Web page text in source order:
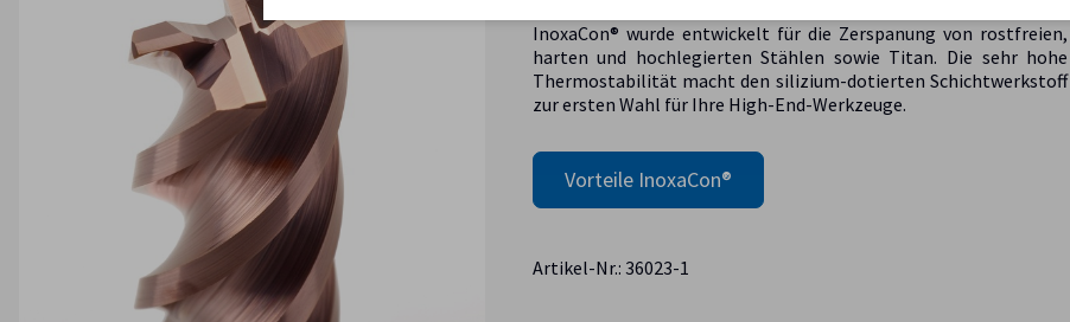
InoxaCon® wurde entwickelt für die Zerspanung von rostfreien,
harten und hochlegierten Stählen sowie Titan. Die sehr hohe
Thermostabilität macht den silizium-dotierten Schichtwerkstoff
zur ersten Wahl für Ihre High-End-Werkzeuge.
Vorteile InoxaCon®
Artikel-Nr.: 36023-1